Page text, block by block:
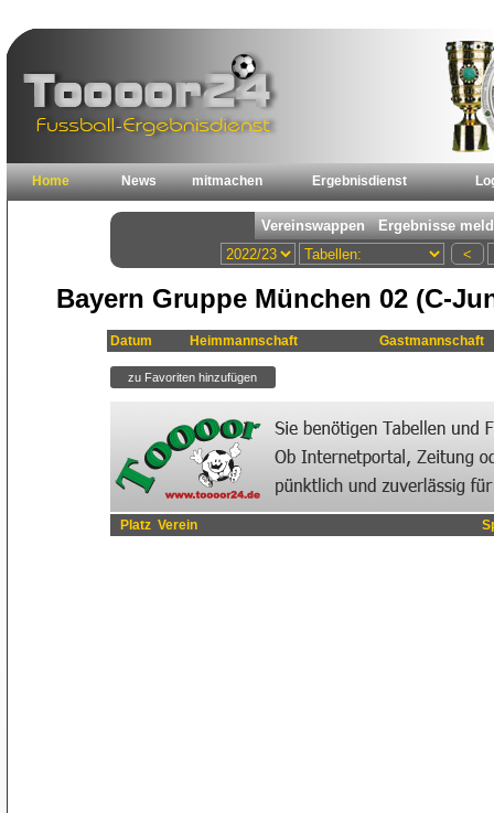
Home News mitmachen Ergebnisdienst
Bayern Gruppe München 02 (C-
Datum Heimmannschaft Gastmannschaft
Platz Verein